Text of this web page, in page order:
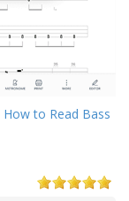
How to Read Bass